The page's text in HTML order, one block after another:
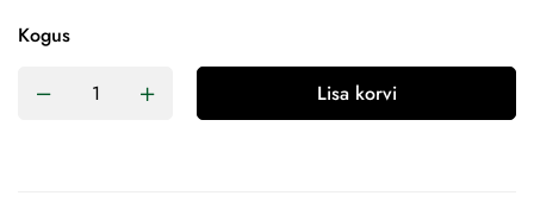
Kogus
Lisa korvi